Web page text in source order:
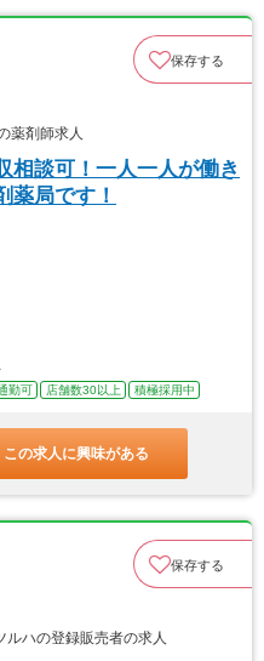
保存する
薬剤師求人
相談可！一人一人が働き
薬局です！
勤可 店舗数30以上 積極採用中
この求人に興味がある
保存する
ハの登録販売者の求人